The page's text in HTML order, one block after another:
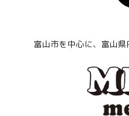
富山市を中心に、富山県